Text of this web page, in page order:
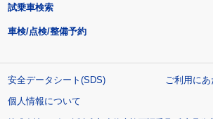
試乗車検索
車検/点検/整備予約
安全データシート(SDS)
ご利用にあ
個人情報について